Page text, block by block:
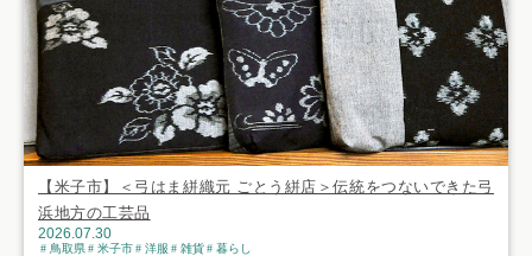
【米子市】＜弓はま絣織元 ごとう絣店＞伝統をつないできた弓
浜地方の工芸品
2026.07.30
鳥取県 米子市 洋服 雑貨 暮らし